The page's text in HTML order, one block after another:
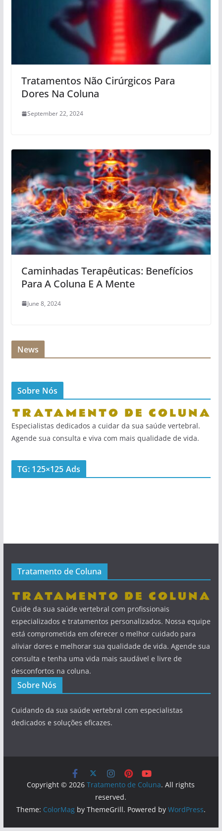
Tratamentos Não Cirúrgicos Para
Dores Na Coluna
September 22, 2024
Caminhadas Terapêuticas: Benefícios
Para A Coluna E A Mente
June 8, 2024
News
Sobre Nós
Especialistas dedicados a cuidar da sua saúde vertebral.
Agende sua consulta e viva com mais qualidade de vida.
TG: 125×125 Ads
Tratamento de Coluna
Cuide da sua saúde vertebral com profissionais
especializados e tratamentos personalizados. Nossa equipe
está comprometida em oferecer o melhor cuidado para
aliviar dores e melhorar sua qualidade de vida. Agende sua
consulta e tenha uma vida mais saudável e livre de
desconfortos na coluna.
Sobre Nós
Cuidando da sua saúde vertebral com especialistas
dedicados e soluções eficazes.
Copyright © 2026Tratamento de Coluna. All rights
reserved.
Theme: ColorMagby ThemeGrill. Powered by WordPress.